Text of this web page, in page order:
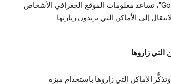
وليس في مدينة أخرى. في "خرائط Google"، تساعد معلومات الموقع الجغرافي الأشخاص
إلى الأماكن التي يريدون زيارتها.
التي زاروها
الأماكن التي زاروها باستخدام ميزة